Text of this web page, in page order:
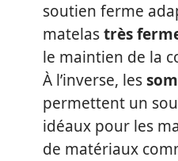
soutien ferme
matelastrès
le maintien de la
À l’inverse, les
permettent un
idéaux pour les
de matériaux